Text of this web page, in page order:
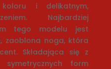
i delikatnym,
Najbardziej
tego modelu jest
zaoblona noga, która
Składająca się z
symetrycznych form